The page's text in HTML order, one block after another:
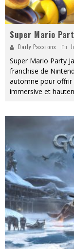
Super Mario
Daily Passions
Super Mario Party
franchise de
automne pour offrir
immersive et